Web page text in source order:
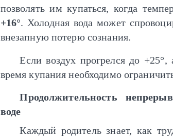
позволять им купаться, когда
+16°. Холодная вода может
внезапную потерю сознания.
Если воздух прогрелся до
время купания необходимо
Продолжительность
воде
Каждый родитель знает, как